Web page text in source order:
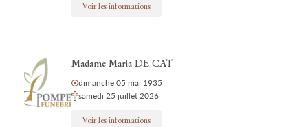
Voir les informations
Madame Maria DE CAT
dimanche 05 mai 1935
samedi 25 juillet 2026
Voir les informations